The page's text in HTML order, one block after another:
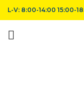
L-V: 8:00-14:00 15:00-